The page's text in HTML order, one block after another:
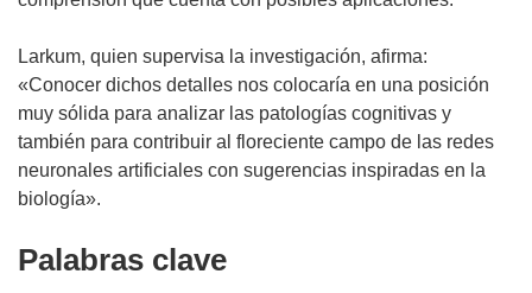
n
a
n
u
e
Larkum, quien supervisa la investigación, afirma:
«Conocer dichos detalles nos colocaría en una posición
muy sólida para analizar las patologías cognitivas y
también para contribuir al floreciente campo de las redes
neuronales artificiales con sugerencias inspiradas en la
biología».
Palabras clave